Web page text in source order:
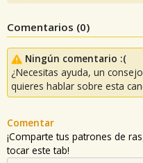
Comentarios (0)
Ningún comentario :(
¿Necesitas ayuda, un
quieres hablar sobre esta
Comentar
¡Comparte tus patrones de
tocar este tab!